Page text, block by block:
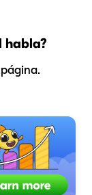
habla?